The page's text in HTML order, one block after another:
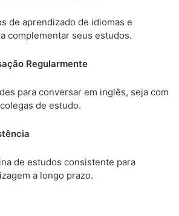
de aprendizado de idiomas e
complementar seus estudos.
Regularmente
para conversar em inglês, seja com
de estudo.
de estudos consistente para
a longo prazo.